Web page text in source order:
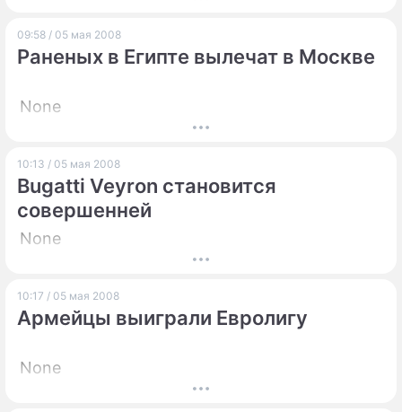
О ПРОЕКТЕ
09:58 / 05 мая 2008
Раненых в Египте вылечат в Москве
None
10:13 / 05 мая 2008
Bugatti Veyron становится
совершенней
None
10:17 / 05 мая 2008
Армейцы выиграли Евролигу
None